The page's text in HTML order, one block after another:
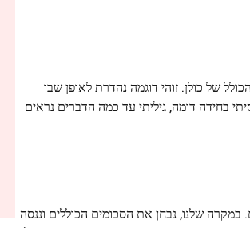
של כולן. זוהי דוגמה נהדרת לאופן שבו
בחידה דומה, גיליתי עד כמה הדברים נראים
שלנו, נבחן את הסכומים הכוללים וננסה